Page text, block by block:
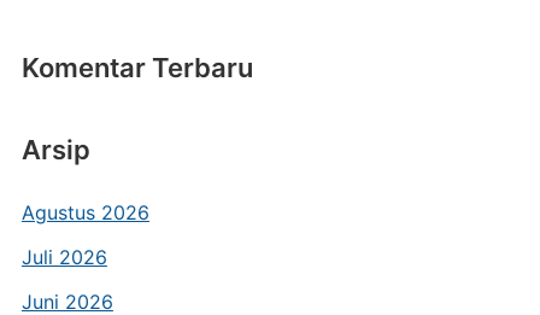
Komentar Terbaru
Arsip
Agustus 2026
Juli 2026
Juni 2026